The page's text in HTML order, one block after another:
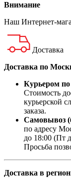
Внимание
Наш Интернет-
Доставка
Доставка по
Курьером
Стоимость
курьерской
заказа.
Самовывоз
по адресу
до 18:00 (Пт
Просьба
Доставка в